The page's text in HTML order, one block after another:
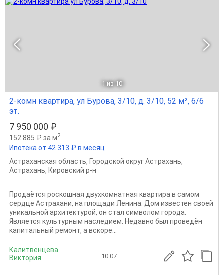
1 из 10
2-комн квартира, ул Бурова, 3/10, д. 3/10, 52 м², 6/6
эт.
7 950 000 ₽
152 885 ₽ за м2
Ипотека от 42 313 ₽ в месяц
Астраханская область, Городской округ Астрахань,
Астрахань, Кировский р-н
Продаётся роскошная двухкомнатная квартира в самом
сердце Астрахани, на площади Ленина. Дом известен своей
уникальной архитектурой, он стал символом города.
Является культурным наследием. Недавно был проведён
капитальный ремонт, а вскоре...
Калитвенцева
Виктория
10.07